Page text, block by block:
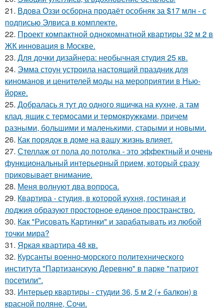
21. Вдова Оззи осборна продаёт особняк за $17 млн - с
подписью Элвиса в комплекте.
22. Проект компактной однокомнатной квартиры 32 м 2 в
ЖК инновация в Москве.
23. Для дочки дизайнера: необычная студия 25 кв.
24. Эмма стоун устроила настоящий праздник для
киноманов и ценителей моды на мероприятии в Нью-
йорке.
25. Добралась я тут до одного ящичка на кухне, а там
клад, ящик с термосами и термокружками, причем
разными, большими и маленькими, старыми и новыми.
26. Как порядок в доме на вашу жизнь влияет.
27. Стеллаж от пола до потолка - это эффектный и очень
функциональный интерьерный прием, который сразу
приковывает внимание.
28. Меня волнуют два вопроса.
29. Квартира - студия, в которой кухня, гостиная и
лоджия образуют просторное единое пространство.
30. Как "Рисовать Картинки" и зарабатывать из любой
точки мира?
31. Яркая квартира 48 кв.
32. Курсанты военно-морского политехнического
института "Партизанскую Деревню" в парке "патриот
посетили".
33. Интерьер квартиры - студии 36, 5 м 2 (+ балкон) в
красной поляне, Сочи.